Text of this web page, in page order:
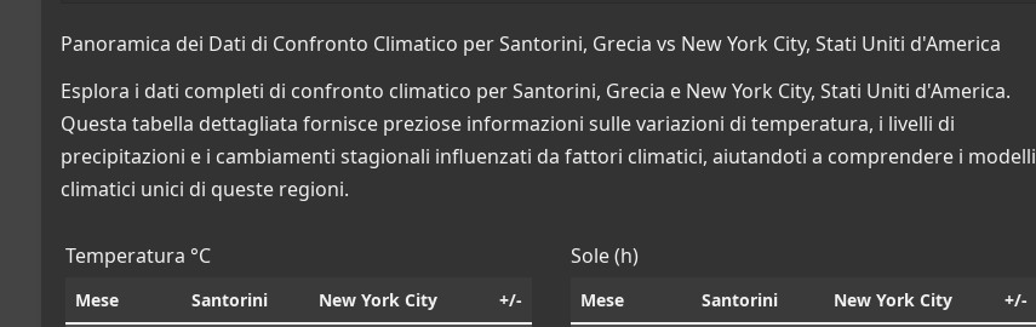
Panoramica dei Dati di Confronto Climatico per Santorini, Grecia vs New York City, Stati Uniti d'America
Esplora i dati completi di confronto climatico per Santorini, Grecia e New York City, Stati Uniti d'America.
Questa tabella dettagliata fornisce preziose informazioni sulle variazioni di temperatura, i livelli di
precipitazioni e i cambiamenti stagionali influenzati da fattori climatici, aiutandoti a comprendere i modelli
climatici unici di queste regioni.
Temperatura °C
Mese Santorini New York City +/-
Sole (h)
Mese Santorini New York City +/-